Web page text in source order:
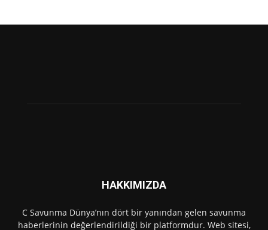
HAKKIMIZDA
C Savunma Dünya’nın dört bir yanından gelen savunma
haberlerinin değerlendirildiği bir platformdur. Web sitesi,